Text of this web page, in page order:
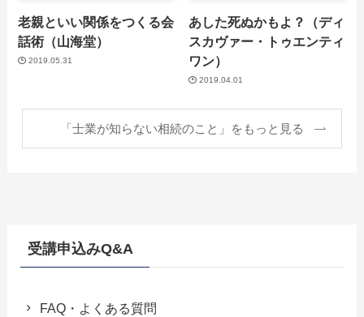
老親といい関係をつくる会
話術（山海堂）
2019.05.31
あした死ぬかもよ？（ディ
スカヴァー・トゥエンティ
ワン）
2019.04.01
「士業が知らない相続のこと」をもっと見る
受講申込みQ&A
FAQ・よくある質問